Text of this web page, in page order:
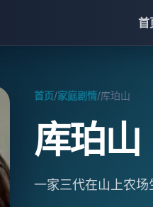
首
首页/家庭剧情/库珀山
库珀山
一家三代在山上农场